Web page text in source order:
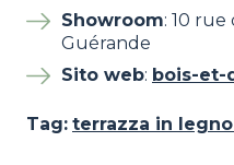
Showroom: 10
Guérande
Sito web: bois-et-
Tag: terrazza in